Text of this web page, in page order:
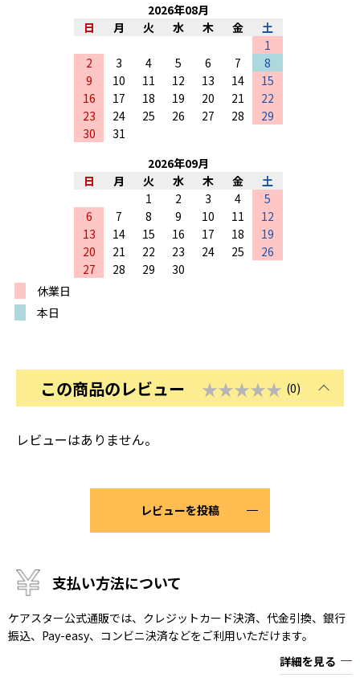
2026年08月
日
月 火 水 木 金
土
1
2
3 4 5 6 7
8
9
10 11 12 13 14
15
16
17 18 19 20 21
22
23
24 25 26 27 28
29
30
31
2026年09月
日
月 火 水 木 金
土
1
2 3 4
5
6
7 8 9 10 11
12
13
14 15 16 17 18
19
20
21 22 23 24 25
26
27
28 29
30
休業日
本日
この商品のレビュー ★★★★★ (0)
レビューはありません。
レビューを投稿
支払い方法について
ケアスター公式通販では、クレジットカード決済、代金引換、銀行
振込、Pay-easy、コンビニ決済などをご利用いただけます。
詳細を見る